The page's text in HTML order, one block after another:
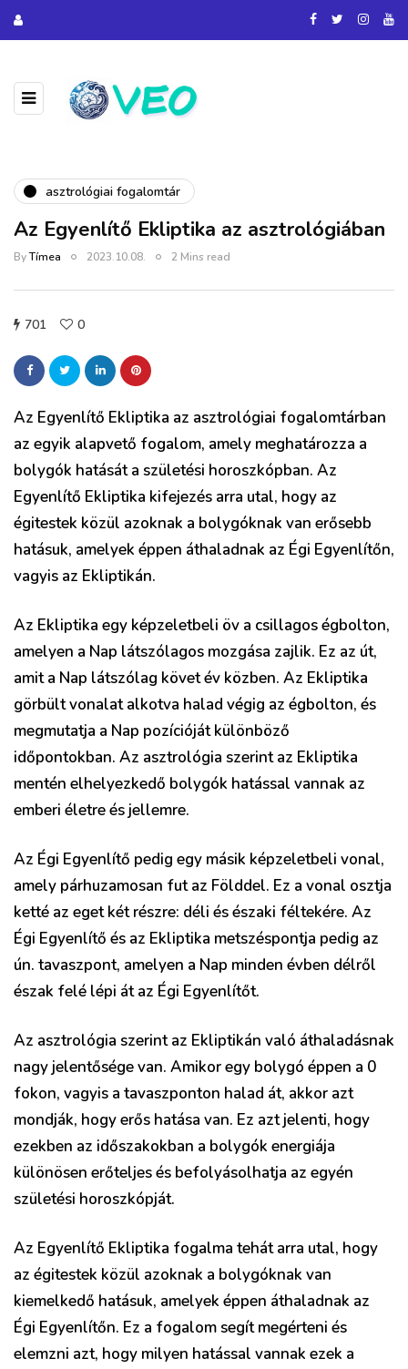
asztrológiai fogalomtár
Az Egyenlítő Ekliptika az asztrológiában
ByTímea 2023.10.08. 2 Mins read
701 0
Az Egyenlítő Ekliptika az asztrológiai fogalomtárban
az egyik alapvető fogalom, amely meghatározza a
bolygók hatását a születési horoszkópban. Az
Egyenlítő Ekliptika kifejezés arra utal, hogy az
égitestek közül azoknak a bolygóknak van erősebb
hatásuk, amelyek éppen áthaladnak az Égi Egyenlítőn,
vagyis az Ekliptikán.
Az Ekliptika egy képzeletbeli öv a csillagos égbolton,
amelyen a Nap látszólagos mozgása zajlik. Ez az út,
amit a Nap látszólag követ év közben. Az Ekliptika
görbült vonalat alkotva halad végig az égbolton, és
megmutatja a Nap pozícióját különböző
időpontokban. Az asztrológia szerint az Ekliptika
mentén elhelyezkedő bolygók hatással vannak az
emberi életre és jellemre.
Az Égi Egyenlítő pedig egy másik képzeletbeli vonal,
amely párhuzamosan fut az Földdel. Ez a vonal osztja
ketté az eget két részre: déli és északi féltekére. Az
Égi Egyenlítő és az Ekliptika metszéspontja pedig az
ún. tavaszpont, amelyen a Nap minden évben délről
észak felé lépi át az Égi Egyenlítőt.
Az asztrológia szerint az Ekliptikán való áthaladásnak
nagy jelentősége van. Amikor egy bolygó éppen a 0
fokon, vagyis a tavaszponton halad át, akkor azt
mondják, hogy erős hatása van. Ez azt jelenti, hogy
ezekben az időszakokban a bolygók energiája
különösen erőteljes és befolyásolhatja az egyén
születési horoszkópját.
Az Egyenlítő Ekliptika fogalma tehát arra utal, hogy
az égitestek közül azoknak a bolygóknak van
kiemelkedő hatásuk, amelyek éppen áthaladnak az
Égi Egyenlítőn. Ez a fogalom segít megérteni és
elemzni azt, hogy milyen hatással vannak ezek a